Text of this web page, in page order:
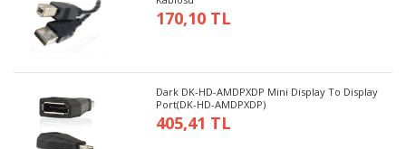
170,10 TL
Dark DK-HD-AMDPXDP Mini Display To Display
Port(DK-HD-AMDPXDP)
405,41 TL